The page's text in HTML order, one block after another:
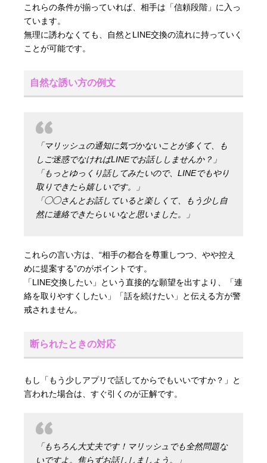
これらの条件が揃っていれば、相手は「信頼段階」に入っ
ています。
無理に誘わなくても、自然とLINE交換の流れに持っていく
ことが可能です。
自然な誘い方の例文
「マリッシュの通知に気づかないことが多くて、も
しご迷惑でなければLINEでお話ししませんか？」
「もっとゆっくり話してみたいので、LINEでもやり
取りできたら嬉しいです。」
「◯◯さんとお話していると楽しくて、もう少し自
然に連絡できたらいいなと思いました。」
これらの言い方は、“相手の都合を尊重しつつ、やや控え
めに提案する”のがポイントです。
「LINE交換したい」という直接的な願望を出すより、「連
絡を取りやすくしたい」「話を続けたい」と伝える方が警
戒されません。
断られたときの対応
もし「もう少しアプリで話してからでもいいですか？」と
言われた場合は、すぐ引くのが正解です。
「もちろん大丈夫です！マリッシュでも全然問題な
いですよ。焦らずお話ししましょう。」